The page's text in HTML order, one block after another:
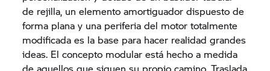
de rejilla, un elemento amortiguador dispuesto de
forma plana y una periferia del motor totalmente
modificada es la base para hacer realidad grandes
ideas. El concepto modular está hecho a medida
de aquellos que siguen su propio camino. Traslada